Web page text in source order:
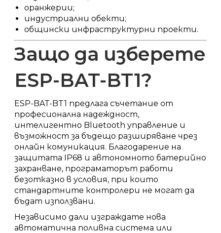
оранжерии;
индустриални обекти;
общински инфраструктурни проекти.
Защо да изберете
ESP-BAT-BT1?
ESP-BAT-BT1 предлага съчетание от
професионална надеждност,
интелигентно Bluetooth управление и
възможност за бъдещо разширяване чрез
онлайн комуникация. Благодарение на
защитата IP68 и автономното батерийно
захранване, програматорът работи
безотказно в условия, при които
стандартните контролери не могат да
бъдат използвани.
Независимо дали изграждате нова
автоматична поливна система или